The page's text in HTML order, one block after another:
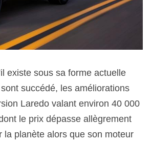
existe sous sa forme actuelle
succédé, les améliorations
Laredo valant environ 40 000
le prix dépasse allègrement
la planète alors que son moteur